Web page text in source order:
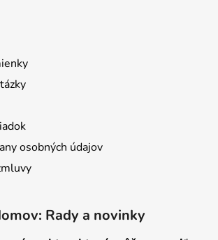
osobných údajov
Rady a novinky